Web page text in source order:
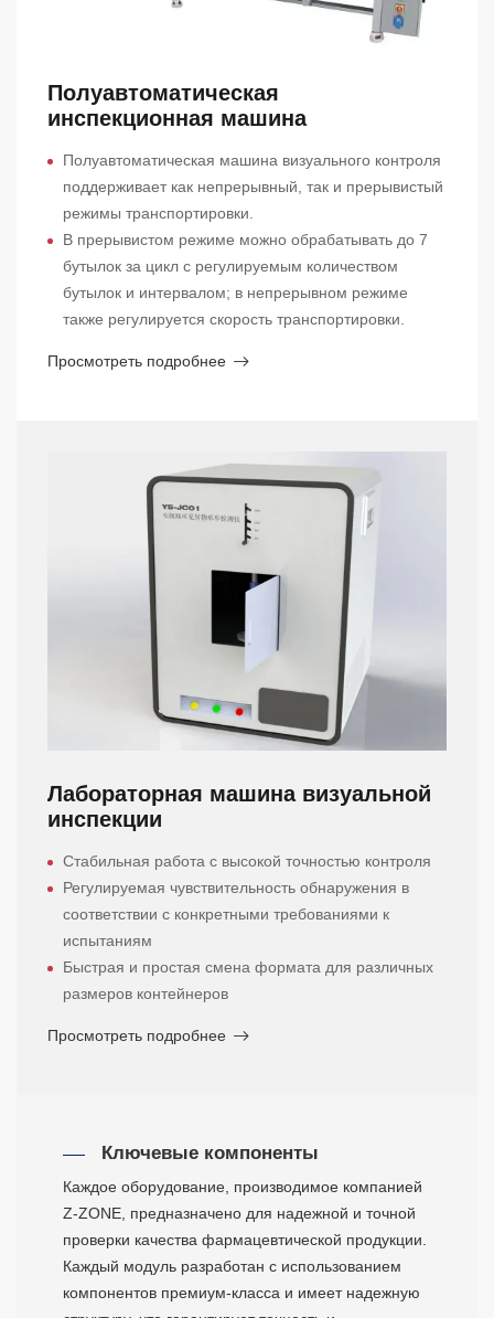
Полуавтоматическая
инспекционная машина
Полуавтоматическая машина визуального контроля
поддерживает как непрерывный, так и прерывистый
режимы транспортировки.
В прерывистом режиме можно обрабатывать до 7
бутылок за цикл с регулируемым количеством
бутылок и интервалом; в непрерывном режиме
также регулируется скорость транспортировки.
Просмотреть подробнее
Лабораторная машина визуальной
инспекции
Стабильная работа с высокой точностью контроля
Регулируемая чувствительность обнаружения в
соответствии с конкретными требованиями к
испытаниям
Быстрая и простая смена формата для различных
размеров контейнеров
Просмотреть подробнее
Ключевые компоненты
Каждое оборудование, производимое компанией
Z-ZONE, предназначено для надежной и точной
проверки качества фармацевтической продукции.
Каждый модуль разработан с использованием
компонентов премиум-класса и имеет надежную